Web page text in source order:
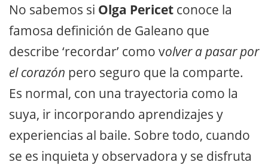
No sabemos si Olga Pericet conoce la
famosa definición de Galeano que
describe ‘recordar’ como volver a pasar por
el corazón pero seguro que la comparte.
Es normal, con una trayectoria como la
suya, ir incorporando aprendizajes y
experiencias al baile. Sobre todo, cuando
se es inquieta y observadora y se disfruta